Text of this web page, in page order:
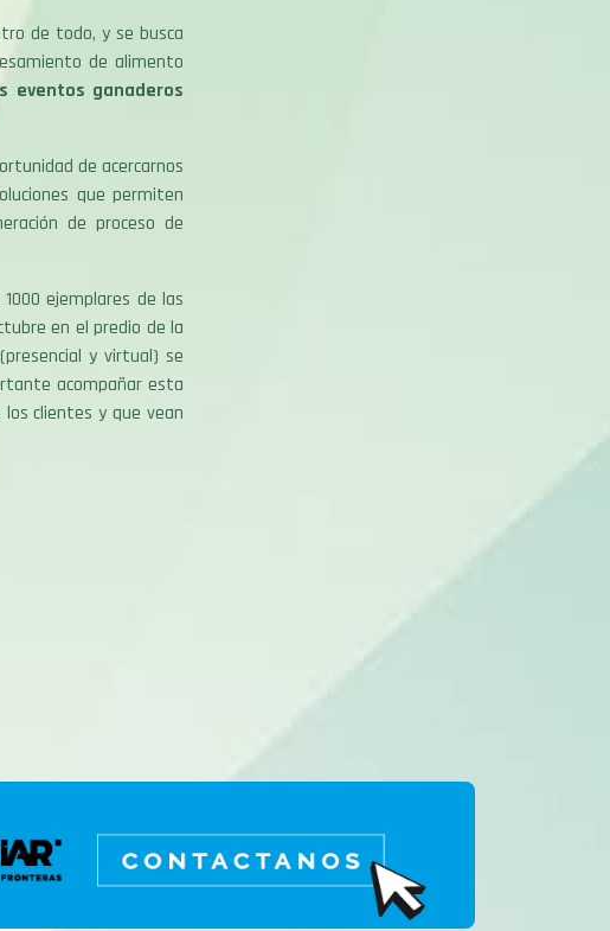
de todo, y se busca
de alimento
eventos ganaderos
de acercarnos
que permiten
de proceso de
ejemplares de las
en el predio de la
y virtual) se
acompañar esta
clientes y que vean